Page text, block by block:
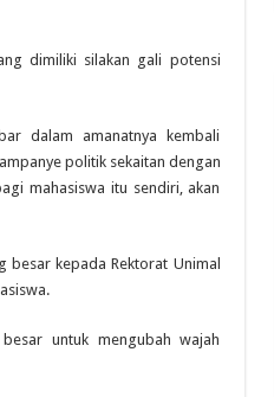
dimiliki silakan gali potensi
dalam amanatnya kembali
politik sekaitan dengan
mahasiswa itu sendiri, akan
besar kepada Rektorat Unimal
untuk mengubah wajah